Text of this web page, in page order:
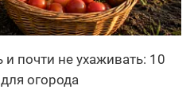
почти не ухаживать: 10
огорода